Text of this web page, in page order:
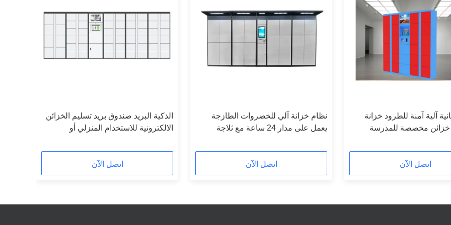
آلية آمنة للطرود خزانة
خزائن مخصصة للمدرسة
اتصل الآن
نظام خزانة آلي للخضروات الطازجة
يعمل على مدار 24 ساعة مع ثلاجة
اتصل الآن
الذكية البريد صندوق بريد تسليم الخزائن
الالكترونية للاستخدام المنزلي أو
اتصل الآن